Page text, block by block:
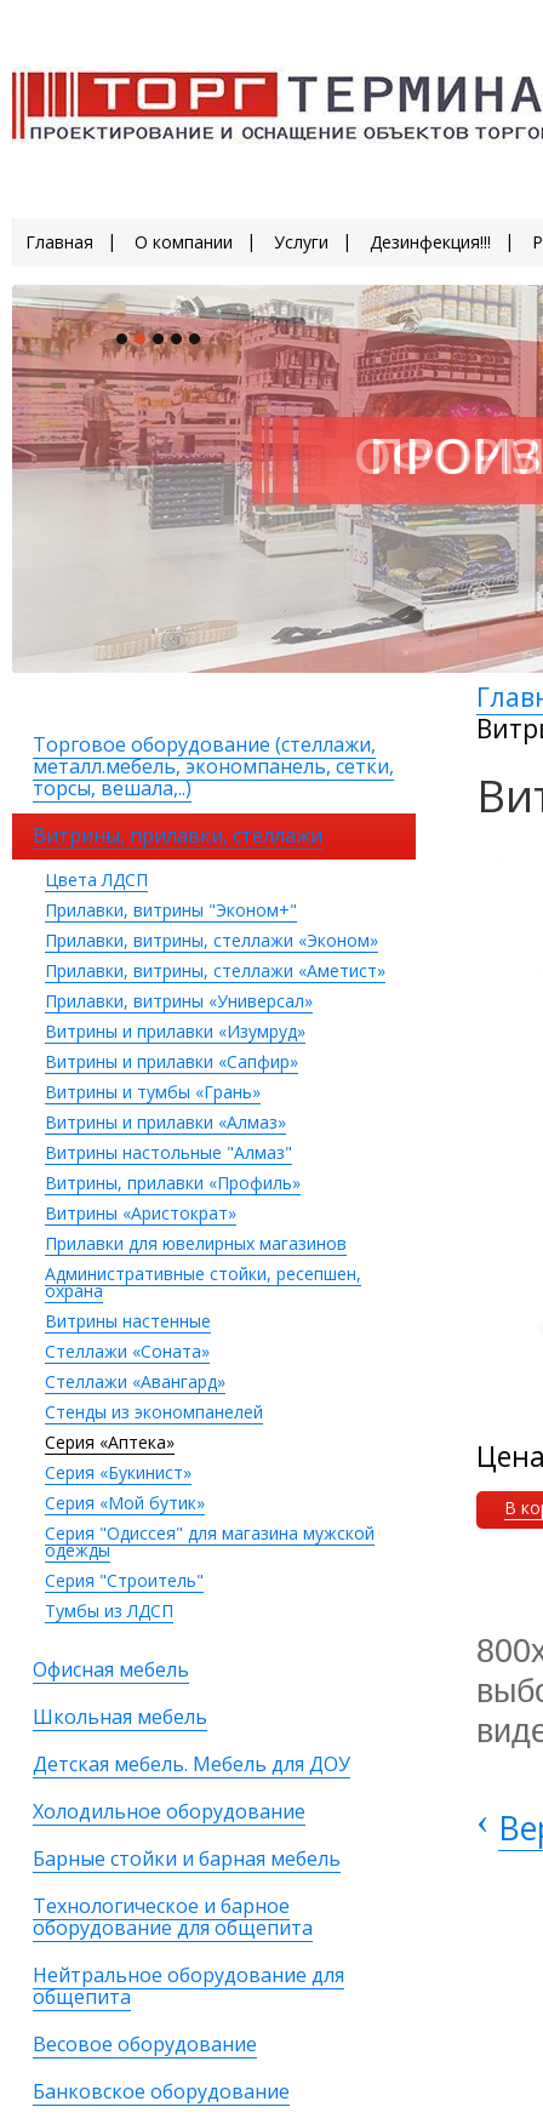
Главная О компании Услуги Дезинфекция!!!
Торговое оборудование (стеллажи,
металл.мебель, экономпанель, сетки,
торсы, вешала,..)
Витрины, прилавки, стеллажи
Цвета ЛДСП
Прилавки, витрины "Эконом+"
Прилавки, витрины, стеллажи «Эконом»
Прилавки, витрины, стеллажи «Аметист»
Прилавки, витрины «Универсал»
Витрины и прилавки «Изумруд»
Витрины и прилавки «Сапфир»
Витрины и тумбы «Грань»
Витрины и прилавки «Алмаз»
Витрины настольные "Алмаз"
Витрины, прилавки «Профиль»
Витрины «Аристократ»
Прилавки для ювелирных магазинов
Административные стойки, ресепшен,
охрана
Витрины настенные
Стеллажи «Соната»
Стеллажи «Авангард»
Стенды из экономпанелей
Серия «Аптека»
Серия «Букинист»
Серия «Мой бутик»
Серия "Одиссея" для магазина мужской
одежды
Серия "Строитель"
Тумбы из ЛДСП
Офисная мебель
Школьная мебель
Детская мебель. Мебель для ДОУ
Холодильное оборудование
Барные стойки и барная мебель
Технологическое и барное
оборудование для общепита
Нейтральное оборудование для
общепита
Весовое оборудование
Банковское оборудование
В
‹